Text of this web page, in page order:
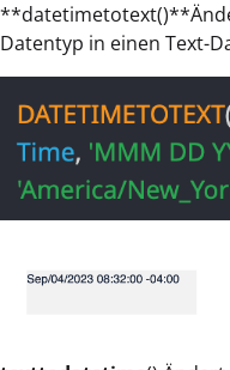
Datentyp in einen Text-